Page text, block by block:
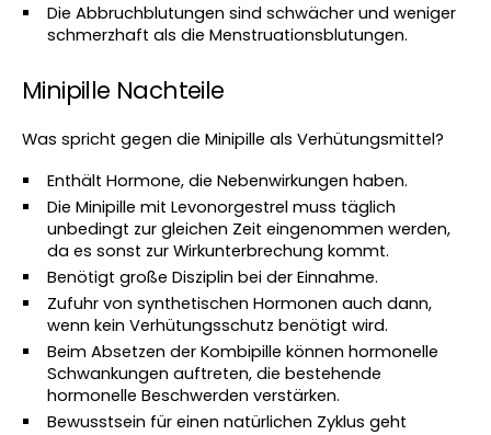
Die Abbruchblutungen sind schwächer und weniger
schmerzhaft als die Menstruationsblutungen.
Minipille Nachteile
Was spricht gegen die Minipille als Verhütungsmittel?
Enthält Hormone, die Nebenwirkungen haben.
Die Minipille mit Levonorgestrel muss täglich
unbedingt zur gleichen Zeit eingenommen werden,
da es sonst zur Wirkunterbrechung kommt.
Benötigt große Disziplin bei der Einnahme.
Zufuhr von synthetischen Hormonen auch dann,
wenn kein Verhütungsschutz benötigt wird.
Beim Absetzen der Kombipille können hormonelle
Schwankungen auftreten, die bestehende
hormonelle Beschwerden verstärken.
Bewusstsein für einen natürlichen Zyklus geht